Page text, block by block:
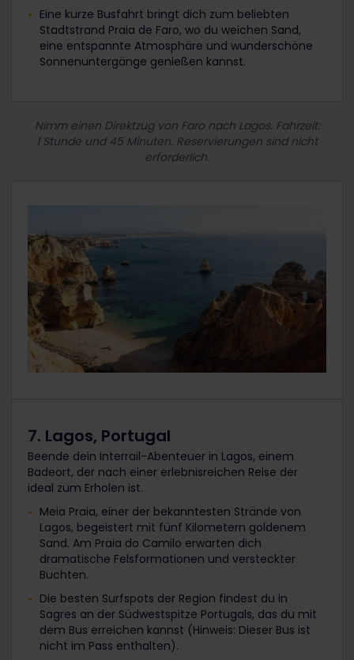
Eine kurze Busfahrt bringt dich zum beliebten
Stadtstrand Praia de Faro, wo du weichen Sand,
eine entspannte Atmosphäre und wunderschöne
Sonnenuntergänge genießen kannst.
Nimm einen Direktzug von Faro nach Lagos. Fahrzeit:
1 Stunde und 45 Minuten. Reservierungen sind nicht
erforderlich.
7. Lagos, Portugal
Beende dein Interrail-Abenteuer in Lagos, einem
Badeort, der nach einer erlebnisreichen Reise der
ideal zum Erholen ist.
Meia Praia, einer der bekanntesten Strände von
Lagos, begeistert mit fünf Kilometern goldenem
Sand. Am Praia do Camilo erwarten dich
dramatische Felsformationen und versteckter
Buchten.
Die besten Surfspots der Region findest du in
Sagres an der Südwestspitze Portugals, das du mit
dem Bus erreichen kannst (Hinweis: Dieser Bus ist
nicht im Pass enthalten).